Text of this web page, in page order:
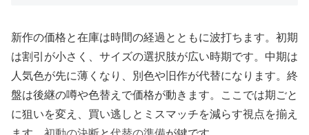
新作の価格と在庫は時間の経過とともに波打ちます。初期
は割引が小さく、サイズの選択肢が広い時期です。中期は
人気色が先に薄くなり、別色や旧作が代替になります。終
盤は後継の噂や色替えで価格が動きます。ここでは期ごと
に狙いを変え、買い逃しとミスマッチを減らす視点を揃え